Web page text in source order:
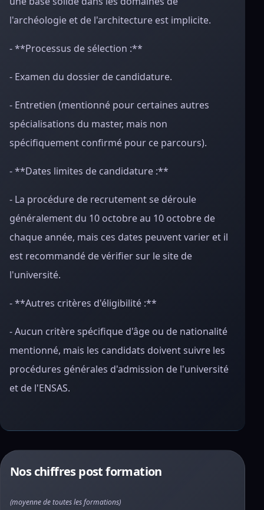
l'archéologie et de l'architecture est implicite.
- **Processus de sélection :**
- Examen du dossier de candidature.
- Entretien (mentionné pour certaines autres
spécialisations du master, mais non
spécifiquement confirmé pour ce parcours).
- **Dates limites de candidature :**
- La procédure de recrutement se déroule
généralement du 10 octobre au 10 octobre de
chaque année, mais ces dates peuvent varier et il
est recommandé de vérifier sur le site de
l'université.
- **Autres critères d'éligibilité :**
- Aucun critère spécifique d'âge ou de nationalité
mentionné, mais les candidats doivent suivre les
procédures générales d'admission de l'université
et de l'ENSAS.
Nos chiffres post formation
(moyenne de toutes les formations)